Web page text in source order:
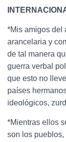
*Mis amigos del
arancelaria y
de tal manera
guerra verbal
que esto no
países
ideológicos,
*Mientras ellos
son los pueblos,